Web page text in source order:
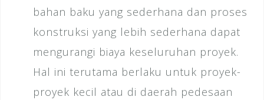
bahan baku yang sederhana dan proses
konstruksi yang lebih sederhana dapat
mengurangi biaya keseluruhan proyek.
Hal ini terutama berlaku untuk proyek-
proyek kecil atau di daerah pedesaan